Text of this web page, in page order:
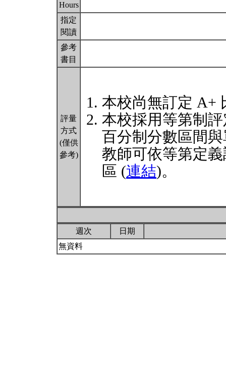
Hours
指定
閱讀
參考
書目
評量
方式
(僅供
參考)
本校尚無訂定 A+
本校採用等第制
百分制分數區間
教師可依等第定
區 (連結)。
週次
日期
無資料